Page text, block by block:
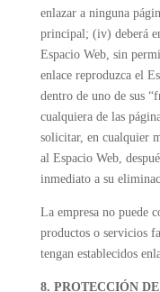
enlazar a ninguna
principal; (iv) deberá
Espacio Web, sin
enlace reproduzca el
dentro de uno de sus
cualquiera de las
solicitar, en cualquier
al Espacio Web,
inmediato a su
La empresa no puede
productos o servicios
tengan establecidos
8. PROTECCIÓN